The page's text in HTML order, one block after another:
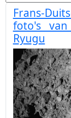
Frans-
foto's
Ryugu